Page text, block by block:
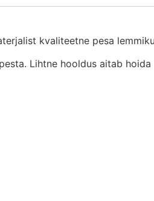
kvaliteetne pesa
Lihtne hooldus aitab